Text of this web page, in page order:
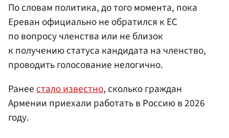
По словам политика, до того момента, пока
Ереван официально не обратился к ЕС
по вопросу членства или не близок
к получению статуса кандидата на членство,
проводить голосование нелогично.
Ранеестало известно, сколько граждан
Армении приехали работать в Россию в 2026
году.